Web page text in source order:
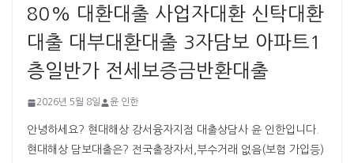
80% 대환대출 사업자대환 신탁대환
대출 대부대환대출 3자담보 아파트1
층일반가 전세보증금반환대출
2026년 5월 8일 윤 인한
안녕하세요? 현대해상 강서융자지점 대출상담사 윤 인한입니다. ​ ​
현대해상 담보대출은? 전국출장자서,부수거래 없음(보험 가입등)